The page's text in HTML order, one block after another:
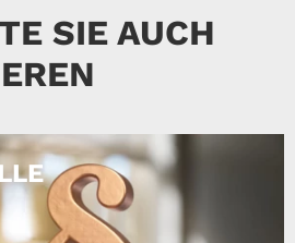
SIE AUCH